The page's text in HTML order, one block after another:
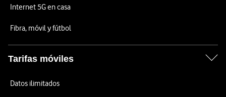
Internet 5G en casa
Fibra, móvil y fútbol
Tarifas móviles
Datos ilimitados